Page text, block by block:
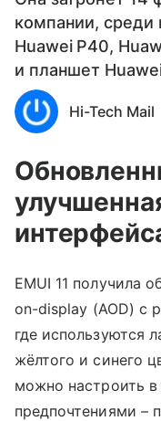
компании, среди
Huawei P40,
и планшет
Hi-Tech Mail
EMUI 11 получила
on-display (AOD) с
где используются
жёлтого и синего
можно настроить
предпочтениями –